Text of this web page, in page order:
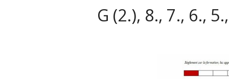
G (2.), 8., 7., 6.,